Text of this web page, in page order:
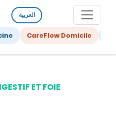
العربية
CareFlow Domicile
ET FOIE